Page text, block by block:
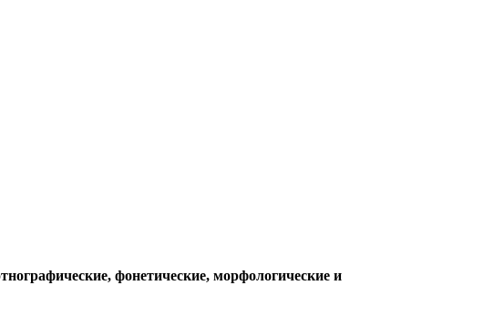
фонетические, морфологические и